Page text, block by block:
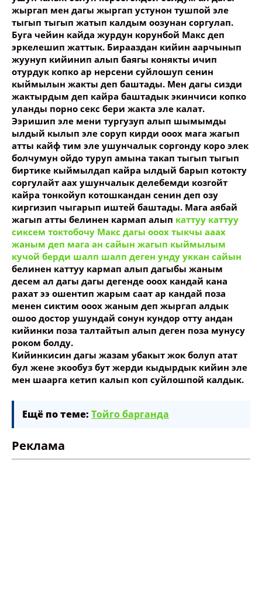
жыргап мен дагы жыргап устунон тушпой эле
тыгып тыгып жатып калдым оозунан соргулап.
Буга чейин кайда журдун корунбой Макс деп
эркелешип жаттык. Бирааздан кийин аарчынып
жуунуп кийинип алып баягы конякты ичип
отурдук копко ар нерсени суйлошуп сенин
кыймылын жакты деп баштады. Мен дагы сизди
жактырдым деп кайра баштадык экинчиси копко
уланды порно секс бери жакта эле калат.
Ээришип эле мени тургузуп алып шымымды
ылдый кылып эле соруп кирди ооох мага жагып
атты кайф тим эле ушунчалык соргонду коро элек
болчумун ойдо туруп амына такап тыгып тыгып
биртике кыймылдап кайра ылдый барып котокту
соргулайт аах ушунчалык делебемди козгойт
кайра тонкойуп котошкандан сенин деп озу
киргизип чыгарып иштей баштады. Мага аябай
жагып атты белинен кармап алып каттуу каттуу
сиксем токтобочу Макс дагы ооох тыкчы ааах
жаным деп мага ан сайын жагып кыймылым
кучой берди шалп шалп деген унду уккан сайын
белинен каттуу кармап алып дагыбы жаным
десем ал дагы дагы дегенде ооох кандай кана
рахат ээ ошентип жарым саат ар кандай поза
менен сиктим ооох жаным деп жыргап алдык
ошоо достор ушундай сонун кундор отту андан
кийинки поза талтайтып алып деген поза мунусу
роком болду.
Кийинкисин дагы жазам убакыт жок болуп атат
бул жене экообуз бут жерди кыдырдык кийин эле
мен шаарга кетип калып коп суйлошпой калдык.
Ещё по теме: Тойго барганда
Реклама